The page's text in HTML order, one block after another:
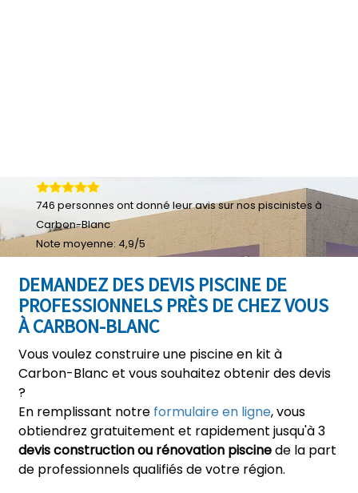
DEMANDEZ DES DEVIS PISCINE DE
PROFESSIONNELS PRÈS DE CHEZ VOUS
À CARBON-BLANC
Vous voulez construire une piscine en kit à
Carbon-Blanc et vous souhaitez obtenir des devis
?
En remplissant notre formulaire en ligne, vous
obtiendrez gratuitement et rapidement jusqu'à 3
devis construction ou rénovation piscinede la part
de professionnels qualifiés de votre région.
746 personnes ont donné leuravis sur nos piscinistes à
Carbon-Blanc
Note moyenne: 4,9/5